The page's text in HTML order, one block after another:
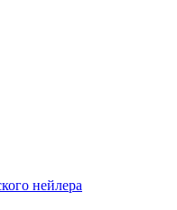
нейлера